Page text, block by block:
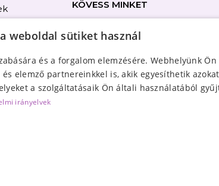
KÖVESS MINKET
a weboldal sütiket használ
és a forgalom elemzésére. Webhelyünk
elemző partnereinkkel is, akik egyesíthetik
a szolgáltatásaik Ön általi használatából
irányelvek